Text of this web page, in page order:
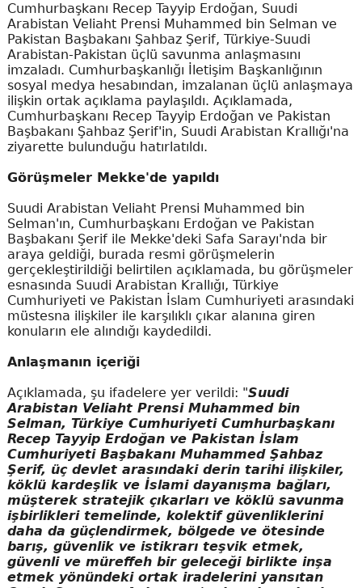
Cumhurbaşkanı Recep Tayyip Erdoğan, Suudi
Arabistan Veliaht Prensi Muhammed bin Selman ve
Pakistan Başbakanı Şahbaz Şerif, Türkiye-Suudi
Arabistan-Pakistan üçlü savunma anlaşmasını
imzaladı. Cumhurbaşkanlığı İletişim Başkanlığının
sosyal medya hesabından, imzalanan üçlü anlaşmaya
ilişkin ortak açıklama paylaşıldı. Açıklamada,
Cumhurbaşkanı Recep Tayyip Erdoğan ve Pakistan
Başbakanı Şahbaz Şerif'in, Suudi Arabistan Krallığı'na
ziyarette bulunduğu hatırlatıldı.
Görüşmeler Mekke'de yapıldı
Suudi Arabistan Veliaht Prensi Muhammed bin
Selman'ın, Cumhurbaşkanı Erdoğan ve Pakistan
Başbakanı Şerif ile Mekke'deki Safa Sarayı'nda bir
araya geldiği, burada resmi görüşmelerin
gerçekleştirildiği belirtilen açıklamada, bu görüşmeler
esnasında Suudi Arabistan Krallığı, Türkiye
Cumhuriyeti ve Pakistan İslam Cumhuriyeti arasındaki
müstesna ilişkiler ile karşılıklı çıkar alanına giren
konuların ele alındığı kaydedildi.
Anlaşmanın içeriği
Açıklamada, şu ifadelere yer verildi: "Suudi
Arabistan Veliaht Prensi Muhammed bin
Selman, Türkiye Cumhuriyeti Cumhurbaşkanı
Recep Tayyip Erdoğan ve Pakistan İslam
Cumhuriyeti Başbakanı Muhammed Şahbaz
Şerif, üç devlet arasındaki derin tarihi ilişkiler,
köklü kardeşlik ve İslami dayanışma bağları,
müşterek stratejik çıkarları ve köklü savunma
işbirlikleri temelinde, kolektif güvenliklerini
daha da güçlendirmek, bölgede ve ötesinde
barış, güvenlik ve istikrarı teşvik etmek,
güvenli ve müreffeh bir geleceği birlikte inşa
etmek yönündeki ortak iradelerini yansıtan